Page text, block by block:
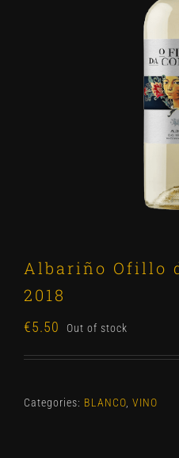
Albariño Ofillo
2018
€5.50 Out of stock
Categories: BLANCO VINO